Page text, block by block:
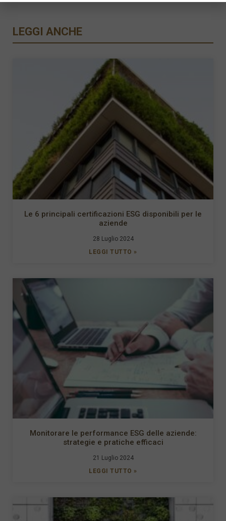
LEGGI ANCHE
Le 6 principali certificazioni ESG disponibili per le
aziende
28 Luglio 2024
LEGGI TUTTO »
Monitorare le performance ESG delle aziende:
strategie e pratiche efficaci
21 Luglio 2024
LEGGI TUTTO »